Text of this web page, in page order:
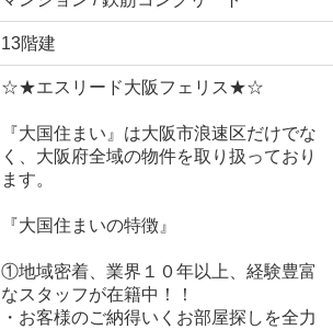
13階建
☆★エスリード大阪フェリス★☆
『大国住まい』は大阪市浪速区だけでな
く、大阪府全域の物件を取り扱っており
ます。
『大国住まいの特徴』
①地域密着、業界１０年以上、経験豊富
なスタッフが在籍中！！
・お客様のご納得いくお部屋探しを全力